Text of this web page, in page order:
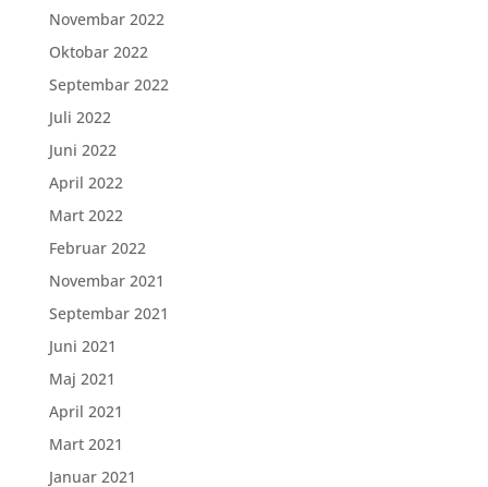
Novembar 2022
Oktobar 2022
Septembar 2022
Juli 2022
Juni 2022
April 2022
Mart 2022
Februar 2022
Novembar 2021
Septembar 2021
Juni 2021
Maj 2021
April 2021
Mart 2021
Januar 2021